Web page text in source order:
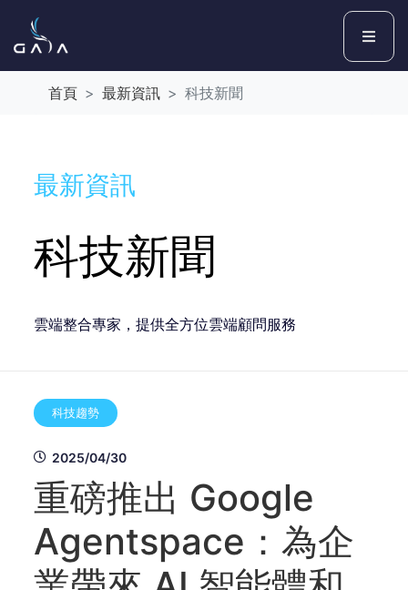
首頁 最新資訊 科技新聞
最新資訊
科技新聞
雲端整合專家，提供全方位雲端顧問服務
科技趨勢
2025/04/30
重磅推出 Google
Agentspace：為企